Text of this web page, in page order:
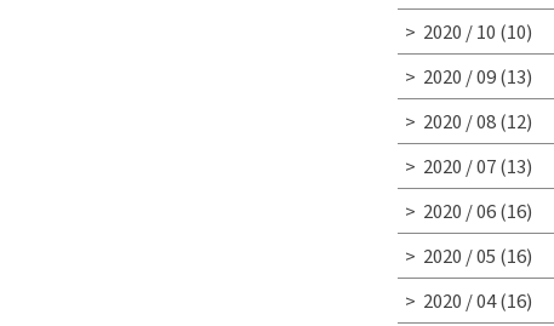
2020 / 10 (10)
2020 / 09(13)
2020 / 08(12)
2020 / 07(13)
2020 / 06(16)
2020 / 05 (16)
2020 / 04(16)